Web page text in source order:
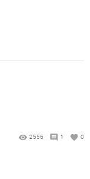
2556 1 0